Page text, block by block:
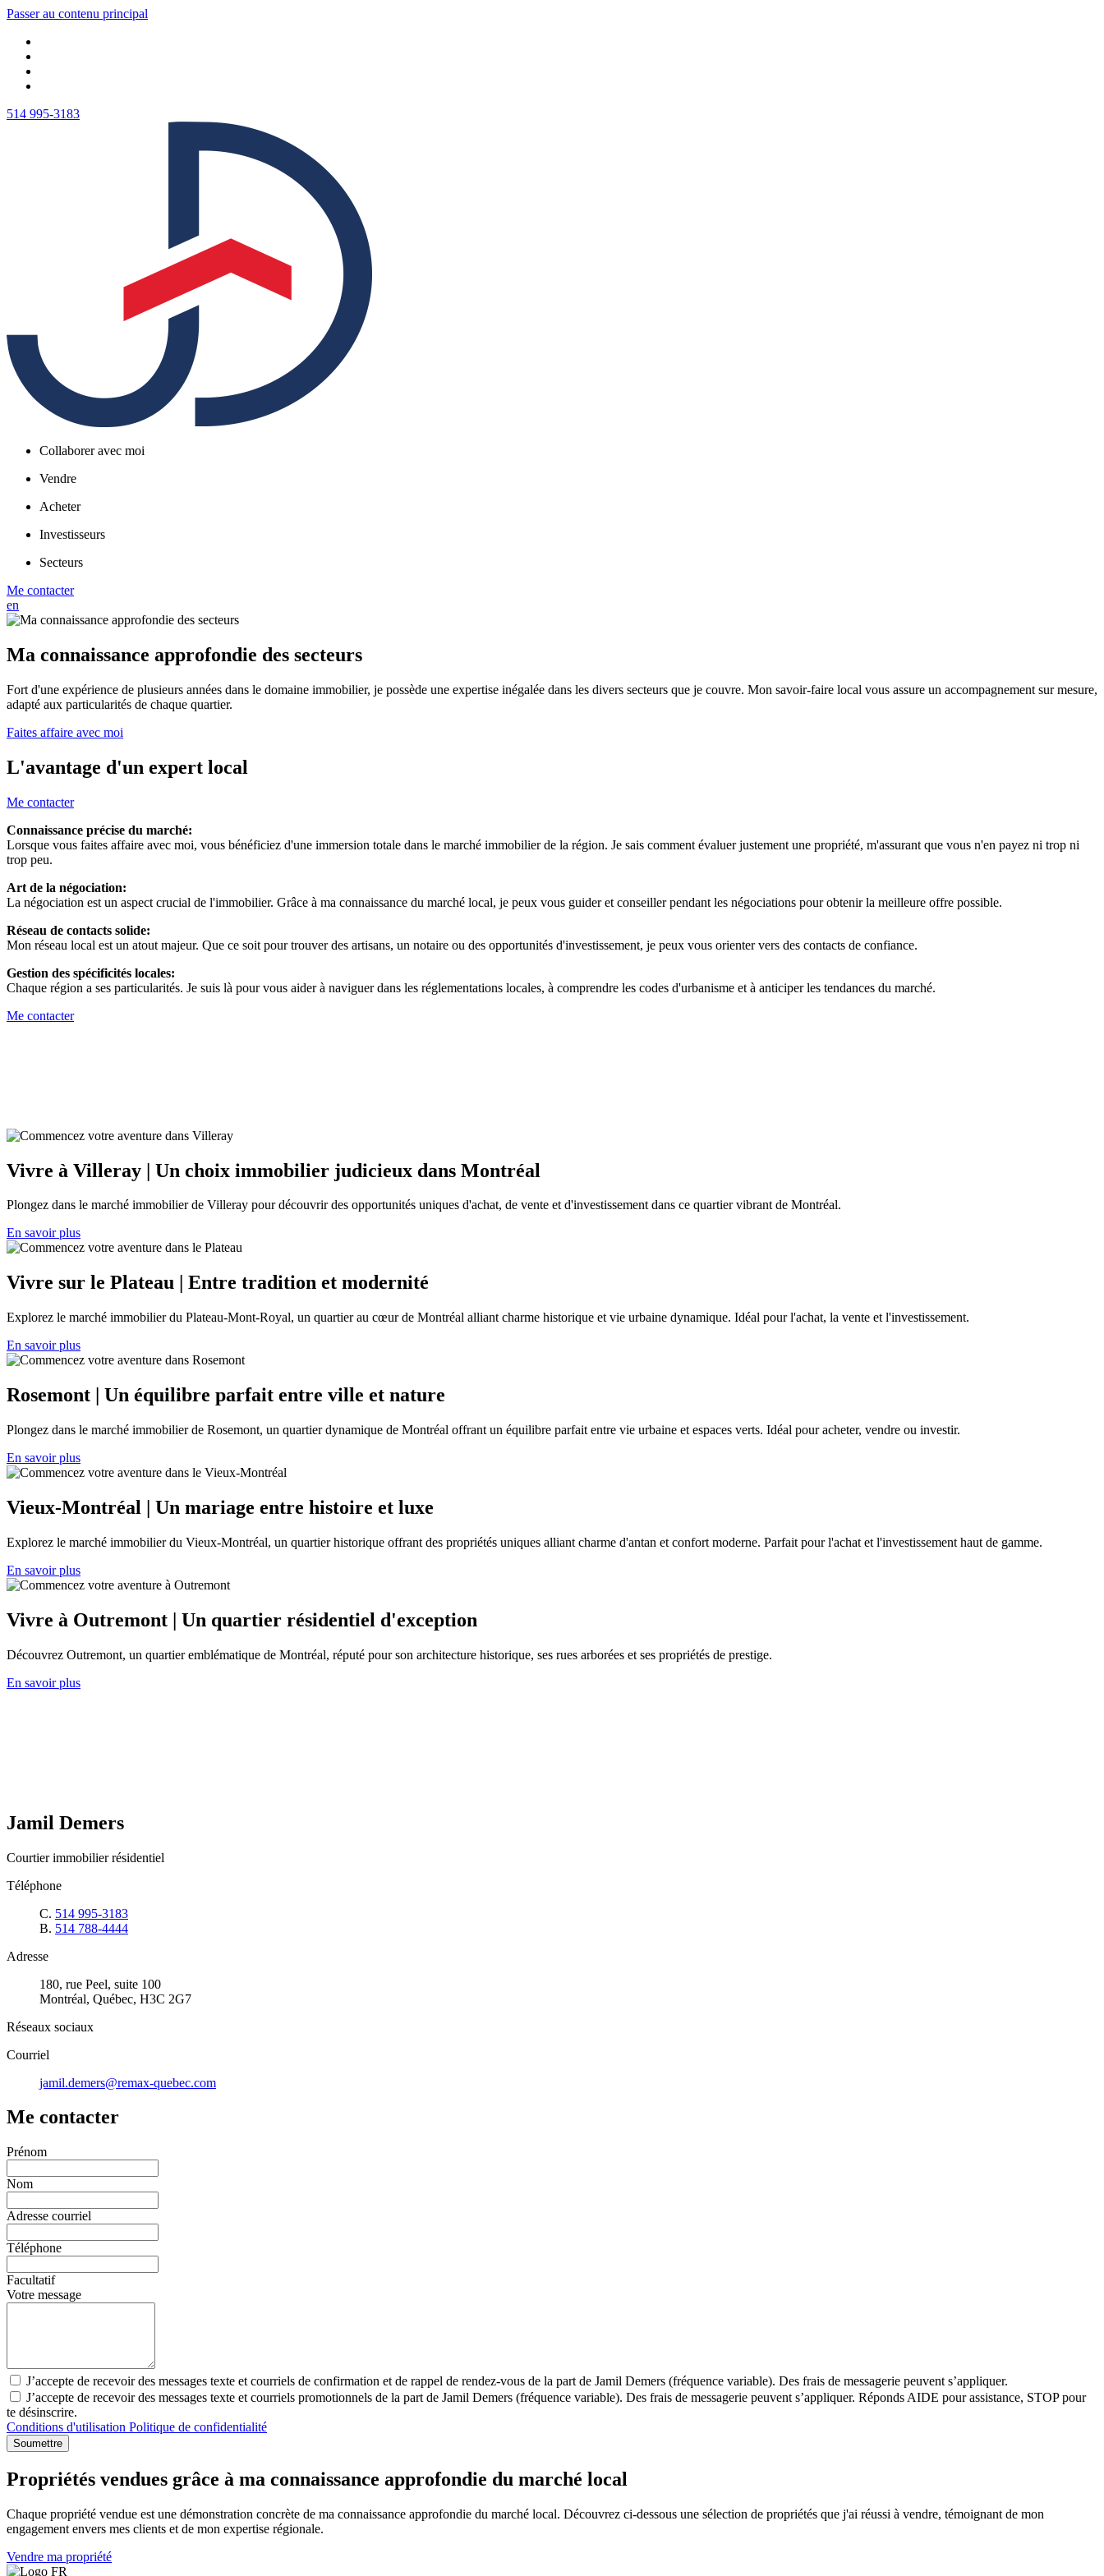
Passer au contenu principal
514 995-3183
Collaborer avec moi
Vendre
Acheter
Investisseurs
Secteurs
Me contacter
en
Ma connaissance approfondie des secteurs
Fort d'une expérience de plusieurs années dans le domaine immobilier, je possède une expertise inégalée dans les divers secteurs que je couvre. Mon savoir-faire local vous assure un accompagnement sur mesure,
adapté aux particularités de chaque quartier.
Faites affaire avec moi
L'avantage d'un expert local
Me contacter
Connaissance précise du marché:
Lorsque vous faites affaire avec moi, vous bénéficiez d'une immersion totale dans le marché immobilier de la région. Je sais comment évaluer justement une propriété, m'assurant que vous n'en payez ni trop ni
trop peu.
Art de la négociation:
La négociation est un aspect crucial de l'immobilier. Grâce à ma connaissance du marché local, je peux vous guider et conseiller pendant les négociations pour obtenir la meilleure offre possible.
Réseau de contacts solide:
Mon réseau local est un atout majeur. Que ce soit pour trouver des artisans, un notaire ou des opportunités d'investissement, je peux vous orienter vers des contacts de confiance.
Gestion des spécificités locales:
Chaque région a ses particularités. Je suis là pour vous aider à naviguer dans les réglementations locales, à comprendre les codes d'urbanisme et à anticiper les tendances du marché.
Me contacter
Vivre à Villeray | Un choix immobilier judicieux dans Montréal
Plongez dans le marché immobilier de Villeray pour découvrir des opportunités uniques d'achat, de vente et d'investissement dans ce quartier vibrant de Montréal.
En savoir plus
Vivre sur le Plateau | Entre tradition et modernité
Explorez le marché immobilier du Plateau-Mont-Royal, un quartier au cœur de Montréal alliant charme historique et vie urbaine dynamique. Idéal pour l'achat, la vente et l'investissement.
En savoir plus
Rosemont | Un équilibre parfait entre ville et nature
Plongez dans le marché immobilier de Rosemont, un quartier dynamique de Montréal offrant un équilibre parfait entre vie urbaine et espaces verts. Idéal pour acheter, vendre ou investir.
En savoir plus
Vieux-Montréal | Un mariage entre histoire et luxe
Explorez le marché immobilier du Vieux-Montréal, un quartier historique offrant des propriétés uniques alliant charme d'antan et confort moderne. Parfait pour l'achat et l'investissement haut de gamme.
En savoir plus
Vivre à Outremont | Un quartier résidentiel d'exception
Découvrez Outremont, un quartier emblématique de Montréal, réputé pour son architecture historique, ses rues arborées et ses propriétés de prestige.
En savoir plus
Jamil Demers
Courtier immobilier résidentiel
Téléphone
C. 514 995-3183
B. 514 788-4444
Adresse
180, rue Peel, suite 100
Montréal, Québec, H3C 2G7
Réseaux sociaux
Courriel
jamil.demers@remax-quebec.com
Me contacter
Prénom
Nom
Adresse courriel
Téléphone
Facultatif
Votre message
J’accepte de recevoir des messages texte et courriels de confirmation et de rappel de rendez-vous de la part de Jamil Demers (fréquence variable). Des frais de messagerie peuvent s’appliquer.
J’accepte de recevoir des messages texte et courriels promotionnels de la part de Jamil Demers (fréquence variable). Des frais de messagerie peuvent s’appliquer. Réponds AIDE pour assistance, STOP pour
te désinscrire.
Conditions d'utilisation Politique de confidentialité
Soumettre
Propriétés vendues grâce à ma connaissance approfondie du marché local
Chaque propriété vendue est une démonstration concrète de ma connaissance approfondie du marché local. Découvrez ci-dessous une sélection de propriétés que j'ai réussi à vendre, témoignant de mon
engagement envers mes clients et de mon expertise régionale.
Vendre ma propriété